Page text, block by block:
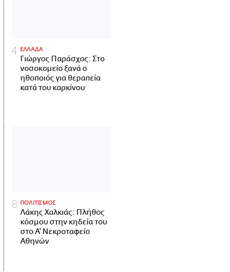
ΕΛΛΑΔΑ
Γιώργος Παράσχος: Στο
νοσοκομείο ξανά ο
ηθοποιός για θεραπεία
κατά του καρκίνου
ΠΟΛΙΤΙΣΜΟΣ
Λάκης Χαλκιάς: Πλήθος
κόσμου στην κηδεία του
στο Α' Νεκροταφείο
Αθηνών